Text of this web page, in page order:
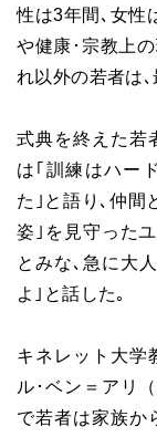
性は3年間､女性
や健康･宗教上
れ以外の若者は
式典を終えた若
は｢訓練はハー
た｣と語り､仲間
姿｣を見守った
とみな､急に大
よ｣と話した｡
キネレット大学
ル･ベン＝アリ
で若者は家族か